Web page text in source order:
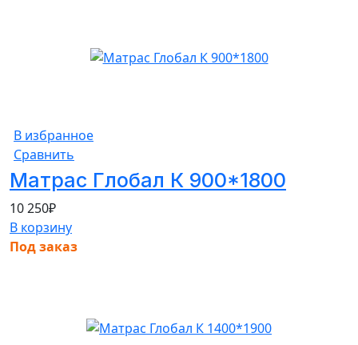
В избранное
Сравнить
Матрас Глобал К 900*1800
10 250₽
В корзину
Под заказ